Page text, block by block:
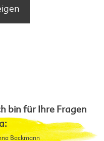
bin für Ihre Fragen
Backmann